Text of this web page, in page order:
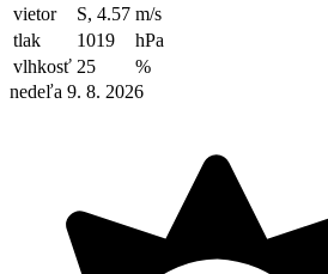
vietor
S, 4.57 m/s
tlak
1019
hPa
vlhkosť 25
%
nedeľa 9. 8. 2026